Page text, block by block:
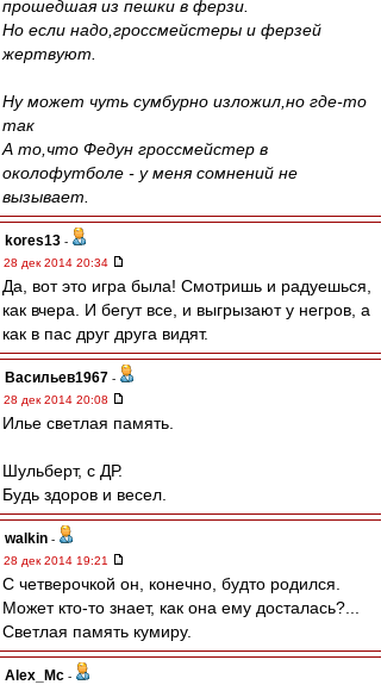
прошедшая из пешки в ферзи.
Но если надо,гроссмейстеры и ферзей
жертвуют.
Ну может чуть сумбурно изложил,но где-то
так
А то,что Федун гроссмейстер в
околофутболе - у меня сомнений не
вызывает.
kores13 -
28 дек 2014 20:34
Да, вот это игра была! Смотришь и радуешься,
как вчера. И бегут все, и выгрызают у негров, а
как в пас друг друга видят.
Васильев1967 -
28 дек 2014 20:08
Илье светлая память.
Шульберт, с ДР.
Будь здоров и весел.
walkin -
28 дек 2014 19:21
С четверочкой он, конечно, будто родился.
Может кто-то знает, как она ему досталась?...
Светлая память кумиру.
Alex_Mc -